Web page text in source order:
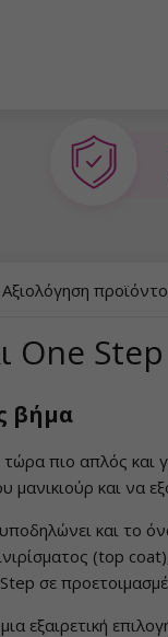
One
βήμα
πιο απλός
μανικιούρ και να
και το
(top
σε
εξαιρετική
Αξιολόγηση